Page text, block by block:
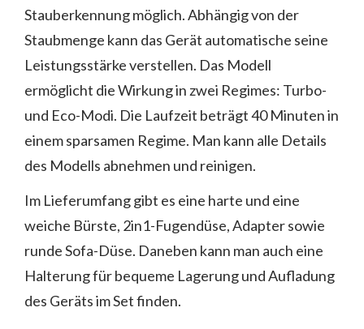
Stauberkennung möglich. Abhängig von der
Staubmenge kann das Gerät automatische seine
Leistungsstärke verstellen. Das Modell
ermöglicht die Wirkung in zwei Regimes: Turbo-
und Eco-Modi. Die Laufzeit beträgt 40 Minuten in
einem sparsamen Regime. Man kann alle Details
des Modells abnehmen und reinigen.
Im Lieferumfang gibt es eine harte und eine
weiche Bürste, 2in1-Fugendüse, Adapter sowie
runde Sofa-Düse. Daneben kann man auch eine
Halterung für bequeme Lagerung und Aufladung
des Geräts im Set finden.